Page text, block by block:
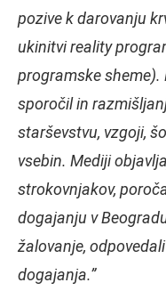
pozive k darovanju
ukinitvi reality
programske sheme).
sporočil in
starševstvu, vzgoji,
vsebin. Mediji
strokovnjakov,
dogajanju v
žalovanje,
dogajanja.”